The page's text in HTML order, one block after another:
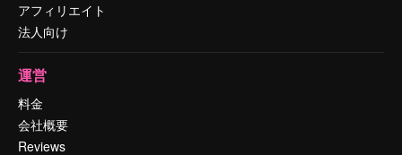
アフィリエイト
法人向け
運営
料金
会社概要
Reviews